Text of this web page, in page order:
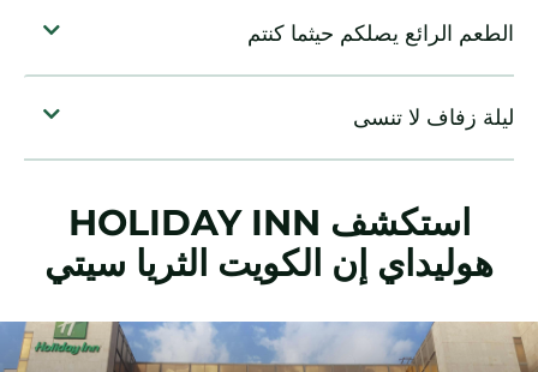
استكشف HOLIDAY INN
هوليداي إن الكويت الثريا سيتي